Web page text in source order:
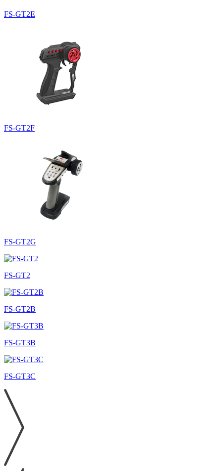
FS-GT2E
FS-GT2F
FS-GT2G
FS-GT2
FS-GT2B
FS-GT3B
FS-GT3C